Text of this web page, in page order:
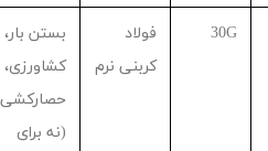
G
30
فولاد
کربنی نرم
بستن بار،
کشاورزی،
حصارکشی
(نه برای